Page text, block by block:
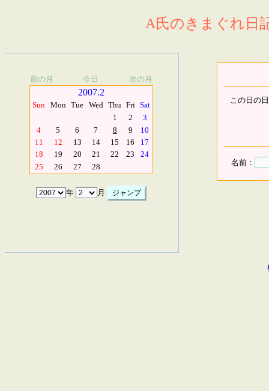
A氏のきまぐれ日
前の月 今日 次の月
2007.2
Sun Mon Tue Wed Thu Fri Sat
1
2
3
4
5 6 7 8 9
10
11
12 13 14 15 16
17
18
19 20 21 22 23
24
25
26 27 28
年 月
この日の
名前：